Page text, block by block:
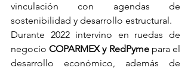
vinculación con agendas de
sostenibilidad y desarrollo estructural.
Durante 2022 intervino en ruedas de
negocio COPARMEX y RedPyme para el
desarrollo económico, además de